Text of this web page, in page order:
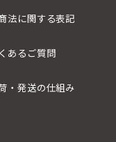
法に関する表記
あるご質問
・発送の仕組み